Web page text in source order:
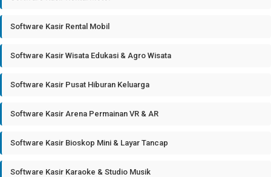
Software Kasir Rental Mobil
Software Kasir Wisata Edukasi & Agro Wisata
Software Kasir Pusat Hiburan Keluarga
Software Kasir Arena Permainan VR & AR
Software Kasir Bioskop Mini & Layar Tancap
Software Kasir Karaoke & Studio Musik